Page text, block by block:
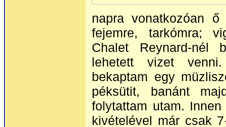
napra vonatkozóan
fejemre, tarkómra;
Chalet Reynard-nél
lehetett vizet
bekaptam egy
péksütit, banánt
folytattam utam.
kivételével már csak